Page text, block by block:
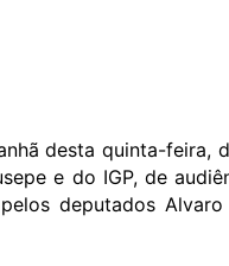
desta quinta-feira,
e do IGP, de
deputados